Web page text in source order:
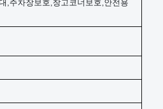
,주차장보호,창고코너보호,안전용